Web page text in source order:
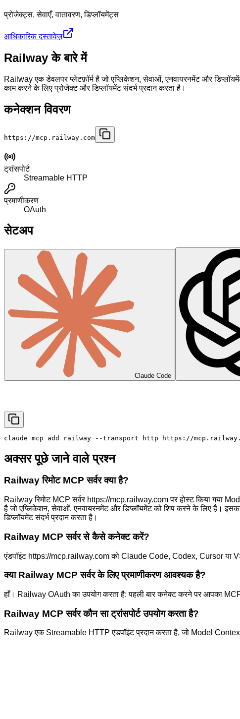
प्रोजेक्ट्स, सेवाएँ, वातावरण, डिप्लॉयमेंट्स
आधिकारिक दस्तावेज़
Railway के बारे में
Railway एक डेवलपर प्लेटफ़ॉर्म है जो एप्लिकेशन, सेवाओं, एनवायरनमेंट और
काम करने के लिए प्रोजेक्ट और डिप्लॉयमेंट संदर्भ प्रदान करता है।
कनेक्शन विवरण
https://mcp.railway.com
ट्रांसपोर्ट
Streamable HTTP
प्रमाणीकरण
OAuth
सेटअप
Claude Code
claude mcp add railway --transport http https://
अक्सर पूछे जाने वाले प्रश्न
Railway रिमोट MCP सर्वर क्या है?
Railway रिमोट MCP सर्वर https://mcp.railway.com पर होस्ट किया गया
है जो एप्लिकेशन, सेवाओं, एनवायरनमेंट और डिप्लॉयमेंट को शिप करने के लिए है।
डिप्लॉयमेंट संदर्भ प्रदान करता है।
Railway MCP सर्वर से कैसे कनेक्ट करें?
एंडपॉइंट https://mcp.railway.com को Claude Code, Codex, Cursor या
क्या Railway MCP सर्वर के लिए प्रमाणीकरण आवश्यक है?
हाँ। Railway OAuth का उपयोग करता है: पहली बार कनेक्ट करने पर आपका
Railway MCP सर्वर कौन सा ट्रांसपोर्ट उपयोग करता है?
Railway एक Streamable HTTP एंडपॉइंट प्रदान करता है, जो Model Context